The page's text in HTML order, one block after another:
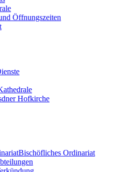
Öffnungszeiten
Hofkirche
Bischöfliches Ordinariat